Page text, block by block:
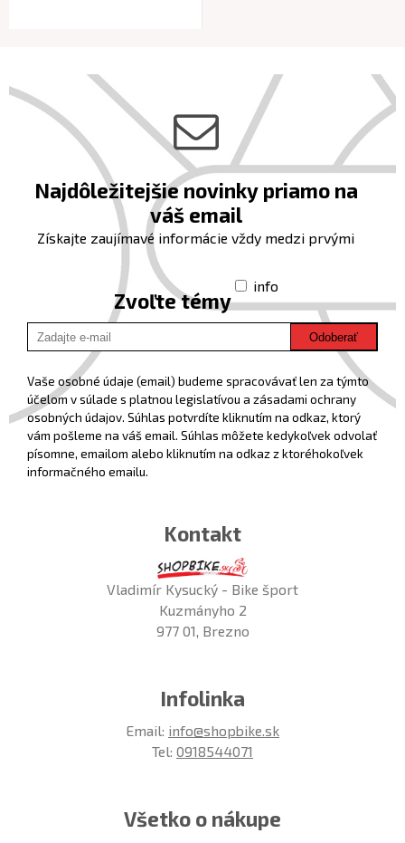
Najdôležitejšie novinky priamo na
váš email
Získajte zaujímavé informácie vždy medzi prvými
Zvoľte témy
info
Odoberať
Vaše osobné údaje (email) budeme spracovávať len za týmto
účelom v súlade s platnou legislatívou a zásadami ochrany
osobných údajov. Súhlas potvrdíte kliknutím na odkaz, ktorý
vám pošleme na váš email. Súhlas môžete kedykoľvek odvolať
písomne, emailom alebo kliknutím na odkaz z ktoréhokoľvek
informačného emailu.
Kontakt
Vladimír Kysucký - Bike šport
Kuzmányho 2
977 01, Brezno
Infolinka
Email: info@shopbike.sk
Tel: 0918544071
Všetko o nákupe